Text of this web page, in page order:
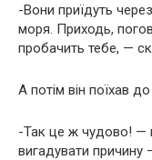
-Вони приїдуть
моря. Приходь,
пробачить тебе, —
А потім він поїхав
-Так це ж чудово! —
вигадувати